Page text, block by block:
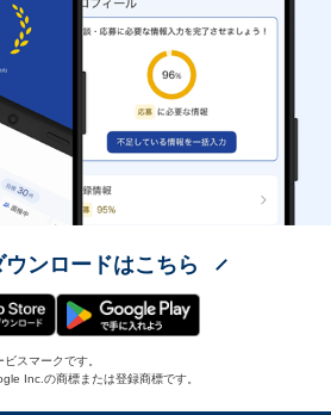
ウンロードはこちら
スマークです。
Inc.の商標または登録商標です。